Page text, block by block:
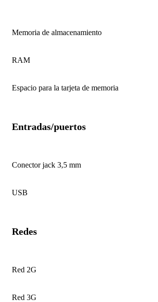
Memoria de almacenamiento
RAM
Espacio para la tarjeta de memoria
Entradas/puertos
Conector jack 3,5 mm
USB
Redes
Red 2G
Red 3G